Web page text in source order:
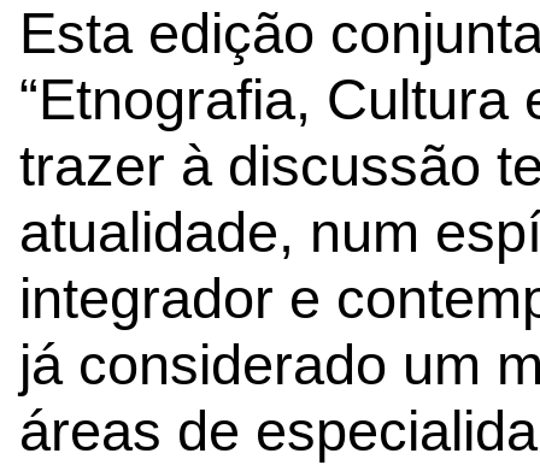
Esta edição
“Etnografia, Cultura
trazer à discussão
atualidade, num
integrador e
já considerado um
áreas de